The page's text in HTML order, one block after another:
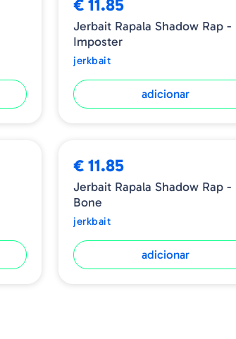
€ 11.85
Jerbait Rapala Shadow Rap -
Imposter
jerkbait
adicionar
€ 11.85
Jerbait Rapala Shadow Rap -
Bone
jerkbait
adicionar